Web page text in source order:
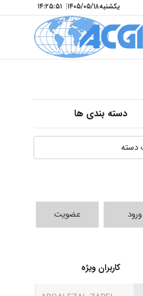
یکشنبه۱۴۰۵/۰۵/۱۸| ۱۴:۲۵:۵۳
دسته بندی ها
ورود عضویت
کاربران ویژه